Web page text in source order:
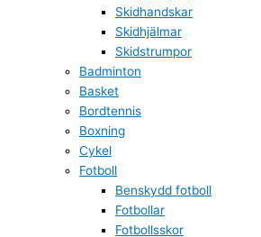
Skidhandskar
Skidhjälmar
Skidstrumpor
Badminton
Basket
Bordtennis
Boxning
Cykel
Fotboll
Benskydd fotboll
Fotbollar
Fotbollsskor